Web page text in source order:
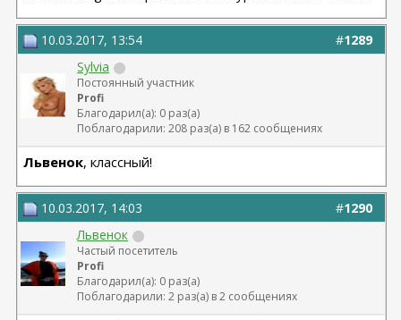
#1289
10.03.2017, 13:54
Sylvia
Постоянный участник
Profi
Благодарил(а): 0 раз(а)
Поблагодарили: 208 раз(а) в 162 сообщениях
Львенок, классный!
#1290
10.03.2017, 14:03
Львенок
Частый посетитель
Profi
Благодарил(а): 0 раз(а)
Поблагодарили: 2 раз(а) в 2 сообщениях